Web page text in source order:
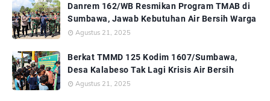
Danrem 162/WB Resmikan Program TMAB di
Sumbawa, Jawab Kebutuhan Air Bersih Warga
Agustus 21, 2025
Berkat TMMD 125 Kodim 1607/Sumbawa,
Desa Kalabeso Tak Lagi Krisis Air Bersih
Agustus 21, 2025